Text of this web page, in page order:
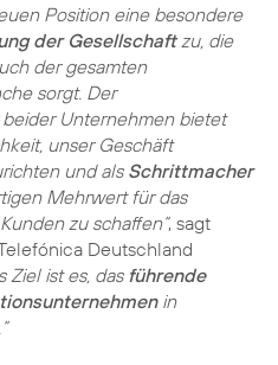
Position eine besondere
der Gesellschaftzu, die
der gesamten
sorgt. Der
Unternehmen bietet
unser Geschäft
und als Schrittmacher
Mehrwert für das
zu schaffen“, sagt
Deutschland
Ziel ist es, das führende
in